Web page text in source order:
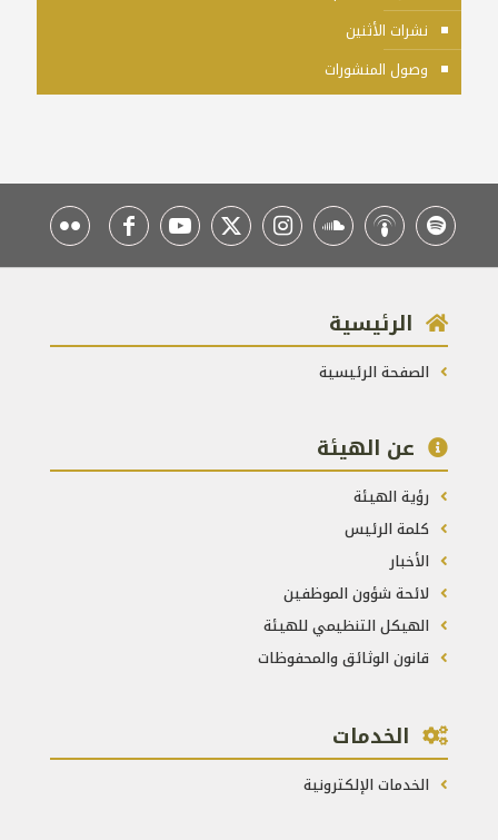
نشرات الأثنين
وصول المنشورات
الرئيسية
الصفحة الرئيسية
عن الهيئة
رؤية الهيئة
كلمة الرئيس
الأخبار
لائحة شؤون الموظفين
الهيكل التنظيمي للهيئة
قانون الوثائق والمحفوظات
الخدمات
الخدمات الإلكترونية